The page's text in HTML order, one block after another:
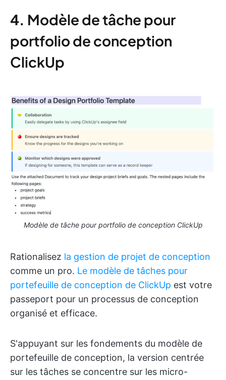
4. Modèle de tâche pour
portfolio de conception
ClickUp
Modèle de tâche pour portfolio de conception ClickUp
Rationalisez la gestion de projet de conception
comme un pro. Le modèle de tâches pour
portefeuille de conception de ClickUp est votre
passeport pour un processus de conception
organisé et efficace.
S'appuyant sur les fondements du modèle de
portefeuille de conception, la version centrée
sur les tâches se concentre sur les micro-